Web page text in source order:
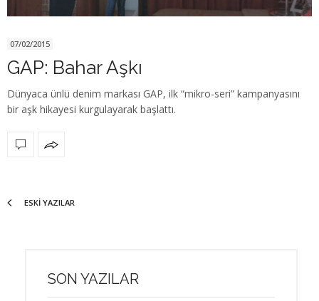
07/02/2015
GAP: Bahar Aşkı
Dünyaca ünlü denim markası GAP, ilk “mikro-seri” kampanyasını
bir aşk hikayesi kurgulayarak başlattı.
ESKI YAZILAR
SON YAZILAR